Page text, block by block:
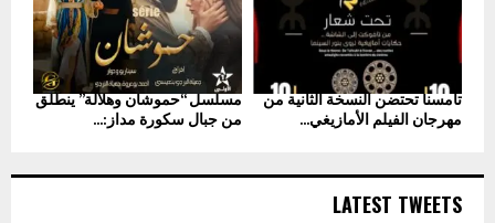
مسلسل “حموشان وهلالة” ينطلق
من جبال سكورة مداز:...
تامسنا تحتضن النسخة الثانية من
مهرجان الفيلم الأمازيغي...
LATEST TWEETS